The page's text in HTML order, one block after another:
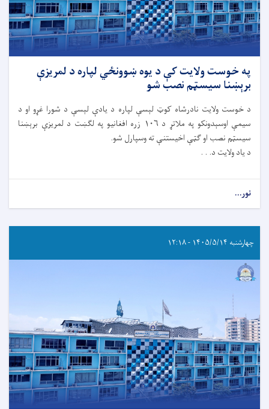
په خوست ولایت کې د یوه ښوونځي لپاره د لمریزې
برېښنا سیسټم نصب شو
د خوست ولایت نادرشاه کوټ لېسې لپاره د یادې لېسې د شورا غړو او د
سیمې اوسېدونکو په ملاتړ د ۱۰۶ زره افغانیو په لګښت د لمریزې برېښنا
سیسټم نصب او ګټې اخیستنې ته وسپارل شو.
د یاد ولایت د. . .
نور...
چهارشنبه ۱۴۰۵/۵/۱۴ - ۱۲:۱۸